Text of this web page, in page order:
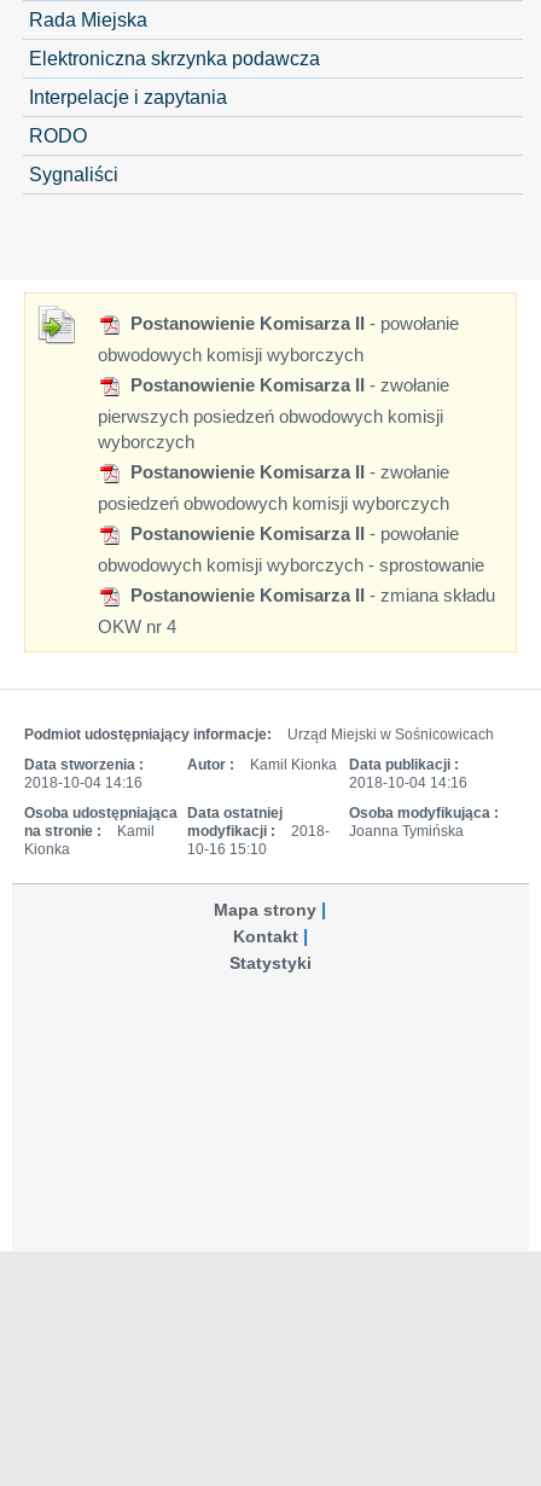
Rada Miejska
Elektroniczna skrzynka podawcza
Interpelacje i zapytania
RODO
Sygnaliści
Postanowienie Komisarza II - powołanie
obwodowych komisji wyborczych
Postanowienie Komisarza II - zwołanie
pierwszych posiedzeń obwodowych komisji
wyborczych
Postanowienie Komisarza II - zwołanie
posiedzeń obwodowych komisji wyborczych
Postanowienie Komisarza II - powołanie
obwodowych komisji wyborczych - sprostowanie
Postanowienie Komisarza II - zmiana składu
OKW nr 4
Podmiot udostępniający informacje:
Urząd Miejski w Sośnicowicach
Data stworzenia :
2018-10-04 14:16
Autor : Kamil Kionka
Data publikacji :
2018-10-04 14:16
Osoba udostępniająca
na stronie :
Kamil
Kionka
Data ostatniej
modyfikacji :
2018-
10-16 15:10
Osoba modyfikująca :
Joanna Tymińska
Mapa strony
Kontakt
Statystyki